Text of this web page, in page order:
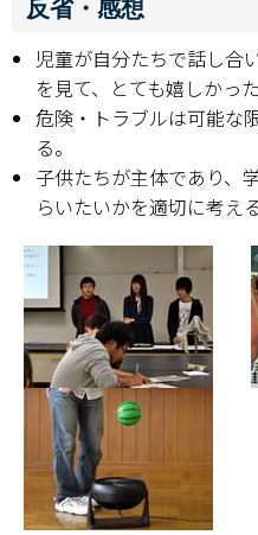
反省・感想
児童が自分たちで話し合
を見て、とても嬉しかった
危険・トラブルは可能な
る。
子供たちが主体であり、
らいたいかを適切に考える